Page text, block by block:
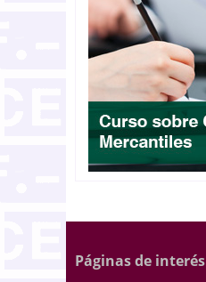
Páginas de interés